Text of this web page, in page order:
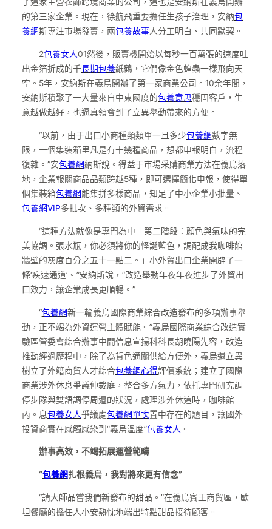
了這家主營衣飾跨境商業的公司，這也是安納斯在義烏開辦
的第三家企業。現在，徐航飛重要擔任生孩子治理，安納包
養網斯專注市場發賣，兩包養故事人分工明白、共同默契。
2包養女人01然後，販賣機開始以每秒一百萬張的速度吐
出金箔折成的千長期包養紙鶴，它們像金色蝗蟲一樣飛向天
空。5年，安納斯在義烏開辦了第一家商業公司。10余年間，
安納斯積聚了一大量來自中東國度的包養意思穩固客戶，生
意越做越好，也逼真領會到了立異舉動帶來的方便。
“以前，由于出口小商種類類單一且多少包養網數字無
限，一個集裝箱里凡是有十幾種商品，想都申報明白，流程
復雜。”安包養網納斯說。得益于市場采購商業方法在義烏落
地，企業報關商品品類跨越5種，即可選擇簡化申報，使得單
個集裝箱包養網能集拼多樣商品，知足了中小企業小批量、
包養網VIP多批次、多種類的外貿需求。
“這種方法就像是專門為中「第二階段：顏色與氣味的完
美協調。張水瓶，你必須將你的怪誕藍色，調配成我咖啡館
牆壁的灰度百分之五十一點二。」小外貿出口企業開辟了一
條‘疾速通道’。”安納斯說，“改造舉動年夜年夜進步了外貿出
口效力，讓企業成長更順暢。”
“包養網新一輪義烏國際商業綜合改造發布的多項辦事舉
動，正不竭為外資運營主體賦能。”義烏國際商業綜合改造實
驗區管委會綜合辦事中間信息宣揚科科長胡曉陽先容，改造
推動經過歷程中，除了為貨色通關供給方便外，義烏還立異
樹立了外籍商貿人才綜合包養網心得評價系統；建立了國際
商業涉外休息爭議仲裁庭，整合多方氣力，依托專門研究調
停步隊與雙語調停周遭的狀況，處理涉外休這時，咖啡館
內。息包養女人爭議處包養網單次置中存在的題目，讓國外
投資商實在感觸感染到“義烏溫度”包養女人 。
辦事高效，不竭拓展運營範疇
“包養網扎根義烏，我對將來更有信念”
“請大師品嘗我們新發布的甜品。”在義烏賓王商貿區，歐
坦餐廳的擔任人小安熱忱地端出特點甜品接待顧客。